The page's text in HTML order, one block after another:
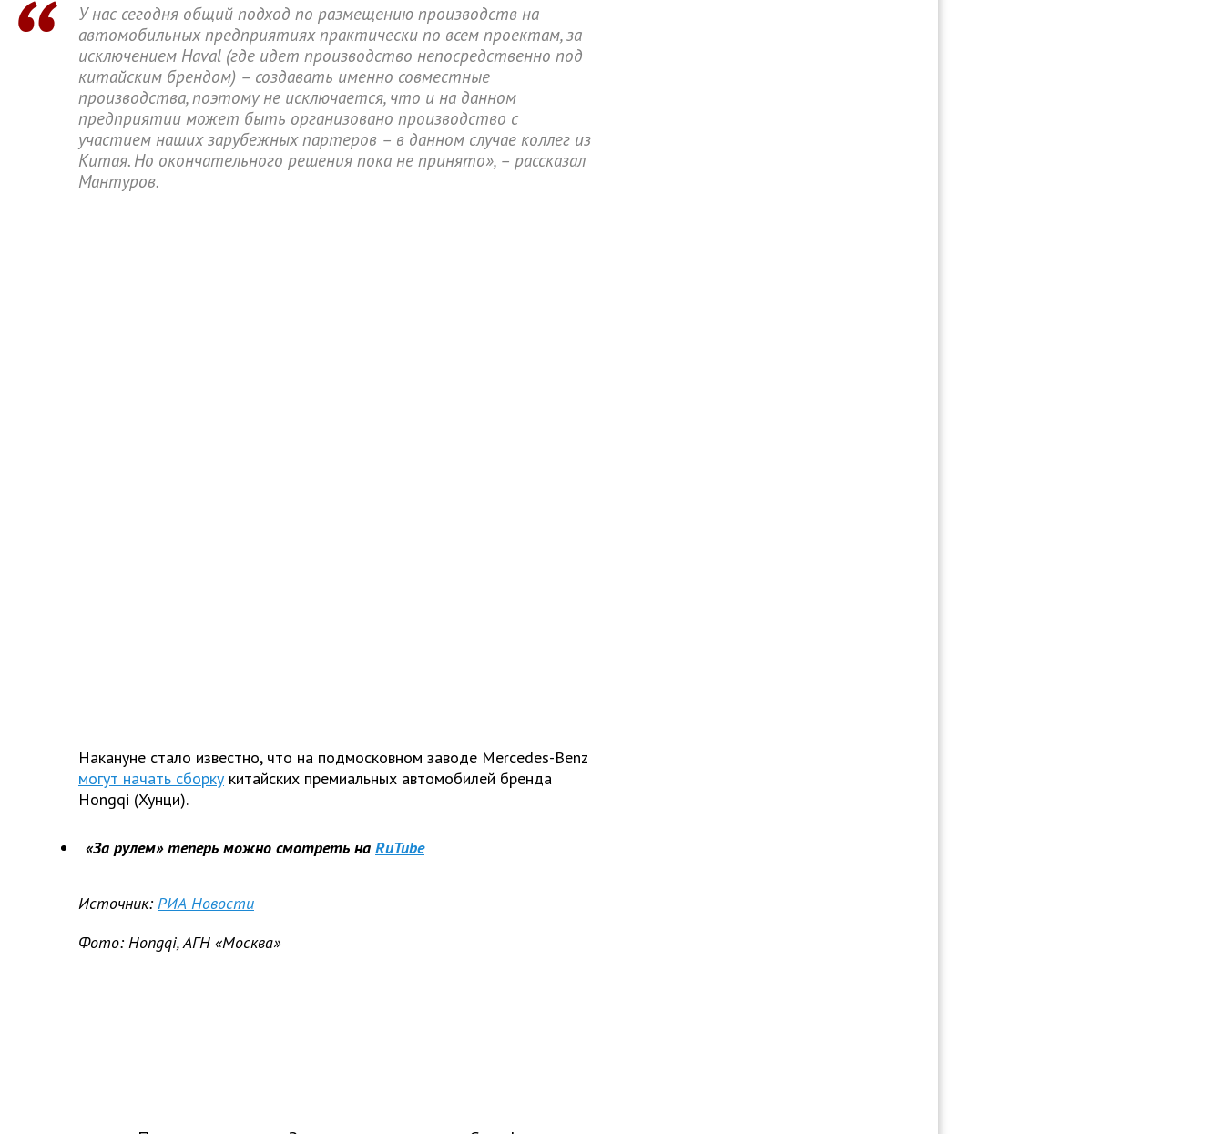
У нас сегодня общий подход по размещению производств на
автомобильных предприятиях практически по всем проектам, за
исключением Haval (где идет производство непосредственно под
китайским брендом) – создавать именно совместные
производства, поэтому не исключается, что и на данном
предприятии может быть организовано производство с
участием наших зарубежных партеров – в данном случае коллег из
Китая. Но окончательного решения пока не принято», – рассказал
Мантуров.
Накануне стало известно, что на подмосковном заводе Mercedes-Benz
могут начать сборку китайских премиальных автомобилей бренда
Hongqi (Хунци).
«За рулем» теперь можно смотреть на RuTube
Источник: РИА Новости
Фото: Hongqi, АГН «Москва»